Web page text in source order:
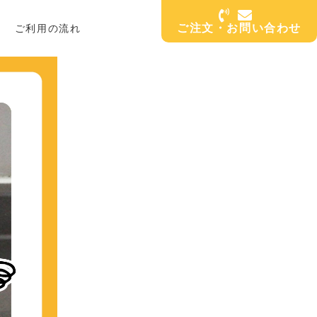
ご利用の流れ ご注文・お問い合わせ